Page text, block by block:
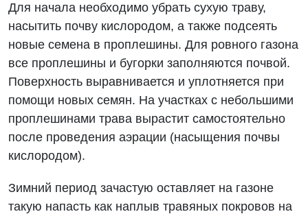
Для начала необходимо убрать сухую траву,
насытить почву кислородом, а также подсеять
новые семена в проплешины. Для ровного газона
все проплешины и бугорки заполняются почвой.
Поверхность выравнивается и уплотняется при
помощи новых семян. На участках с небольшими
проплешинами трава вырастит самостоятельно
после проведения аэрации (насыщения почвы
кислородом).
Зимний период зачастую оставляет на газоне
такую напасть как наплыв травяных покровов на